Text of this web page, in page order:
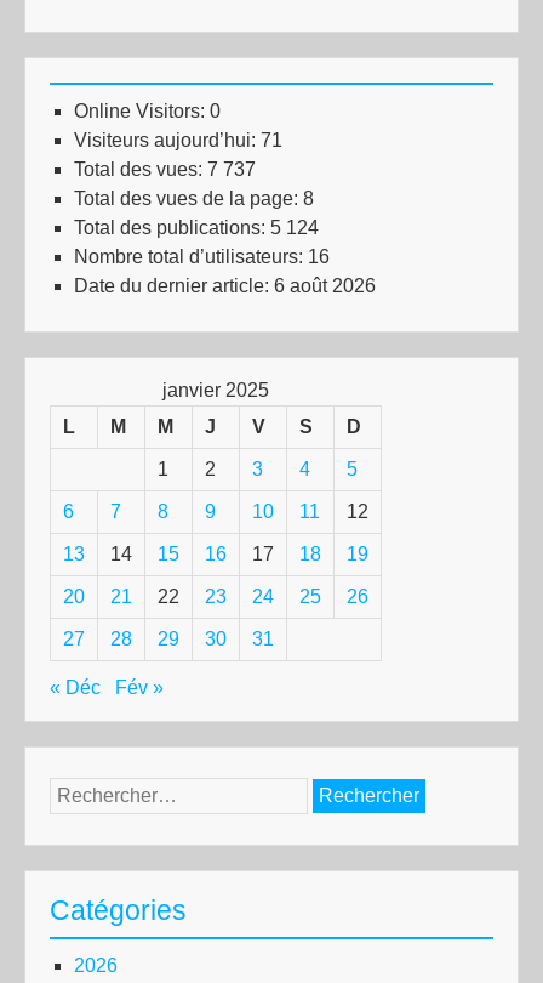
Online Visitors: 0
Visiteurs aujourd’hui: 71
Total des vues: 7 737
Total des vues de la page: 8
Total des publications: 5 124
Nombre total d’utilisateurs: 16
Date du dernier article: 6 août 2026
janvier 2025
L
M M J V S D
1 2 3 4 5
6 7 8 9 10 11 12
13 14 15 16 17 18 19
20 21 22 23 24 25 26
27 28 29 30 31
« Déc Fév »
Rechercher :
Catégories
2026